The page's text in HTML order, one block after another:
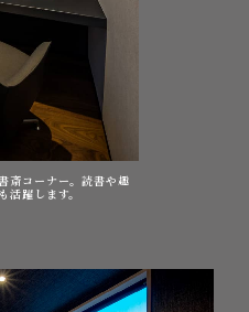
斎コーナー。読書や趣
躍します。